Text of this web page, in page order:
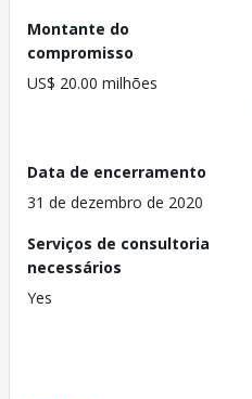
Montante do
compromisso
US$ 20.00 milhões
Data de encerramento
31 de dezembro de 2020
Serviços de consultoria
necessários
Yes